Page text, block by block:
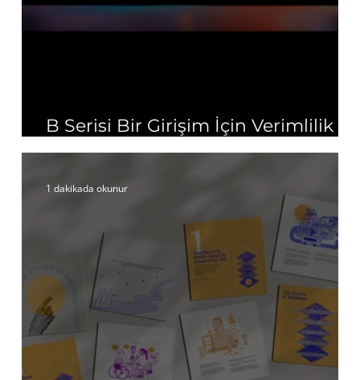
B Serisi Bir Girişim İçin Verimlilik ve
Kaynak Tasarrufu
1 dakikada okunur